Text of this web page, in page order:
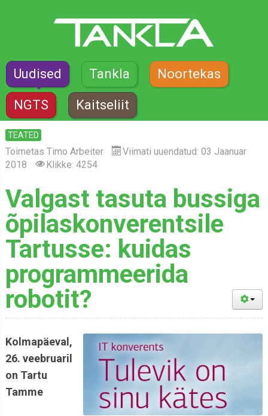
Uudised Tankla Noortekas
NGTS Kaitseliit
TEATED
Toimetas Timo Arbeiter
Viimati uuendatud: 03 Jaanuar
2018
Klikke: 4254
Valgast tasuta bussiga
õpilaskonverentsile
Tartusse: kuidas
programmeerida
robotit?
Kolmapäeval,
26. veebruaril
on Tartu
Tamme